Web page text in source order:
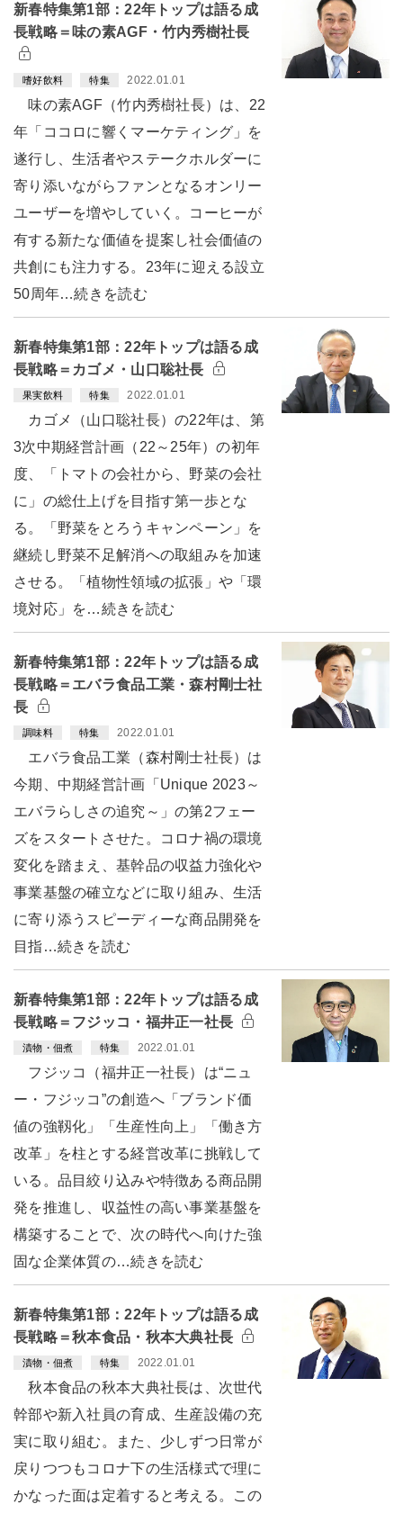
新春特集第1部：22年トップは語る成
長戦略＝味の素AGF・竹内秀樹社長
嗜好飲料 特集 2022.01.01
味の素AGF（竹内秀樹社長）は、22
年「ココロに響くマーケティング」を
遂行し、生活者やステークホルダーに
寄り添いながらファンとなるオンリー
ユーザーを増やしていく。コーヒーが
有する新たな価値を提案し社会価値の
共創にも注力する。23年に迎える設立
50周年…続きを読む
新春特集第1部：22年トップは語る成
長戦略＝カゴメ・山口聡社長
果実飲料 特集 2022.01.01
カゴメ（山口聡社長）の22年は、第
3次中期経営計画（22～25年）の初年
度、「トマトの会社から、野菜の会社
に」の総仕上げを目指す第一歩とな
る。「野菜をとろうキャンペーン」を
継続し野菜不足解消への取組みを加速
させる。「植物性領域の拡張」や「環
境対応」を…続きを読む
新春特集第1部：22年トップは語る成
長戦略＝エバラ食品工業・森村剛士社
長
調味料 特集 2022.01.01
エバラ食品工業（森村剛士社長）は
今期、中期経営計画「Unique 2023～
エバラらしさの追究～」の第2フェー
ズをスタートさせた。コロナ禍の環境
変化を踏まえ、基幹品の収益力強化や
事業基盤の確立などに取り組み、生活
に寄り添うスピーディーな商品開発を
目指…続きを読む
新春特集第1部：22年トップは語る成
長戦略＝フジッコ・福井正一社長
漬物・佃煮 特集 2022.01.01
フジッコ（福井正一社長）は“ニュ
ー・フジッコ”の創造へ「ブランド価
値の強靱化」「生産性向上」「働き方
改革」を柱とする経営改革に挑戦して
いる。品目絞り込みや特徴ある商品開
発を推進し、収益性の高い事業基盤を
構築することで、次の時代へ向けた強
固な企業体質の…続きを読む
新春特集第1部：22年トップは語る成
長戦略＝秋本食品・秋本大典社長
漬物・佃煮 特集 2022.01.01
秋本食品の秋本大典社長は、次世代
幹部や新入社員の育成、生産設備の充
実に取り組む。また、少しずつ日常が
戻りつつもコロナ下の生活様式で理に
かなった面は定着すると考える。この